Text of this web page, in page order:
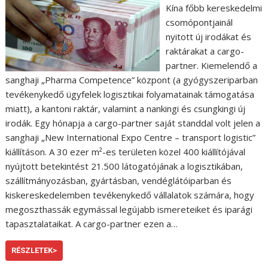
Kína főbb kereskedelmi
csomópontjainál
nyitott új irodákat és
raktárakat a cargo-
partner. Kiemelendő a
sanghaji „Pharma Competence” központ (a gyógyszeriparban
tevékenykedő ügyfelek logisztikai folyamatainak támogatása
miatt), a kantoni raktár, valamint a nankingi és csungkingi új
irodák. Egy hónapja a cargo-partner saját standdal volt jelen a
sanghaji „New International Expo Centre – transport logistic”
kiállításon. A 30 ezer m²-es területen közel 400 kiállítójával
nyújtott betekintést 21.500 látogatójának a logisztikában,
szállítmányozásban, gyártásban, vendéglátóiparban és
kiskereskedelemben tevékenykedő vállalatok számára, hogy
megoszthassák egymással legújabb ismereteiket és iparági
tapasztalataikat. A cargo-partner ezen a…
RÉSZLETEK>